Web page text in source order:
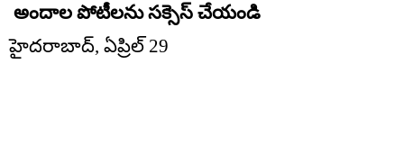
అందాల పోటీలను సక్సెస్ చేయండి
హైదరాబాద్, ఏప్రిల్ 29